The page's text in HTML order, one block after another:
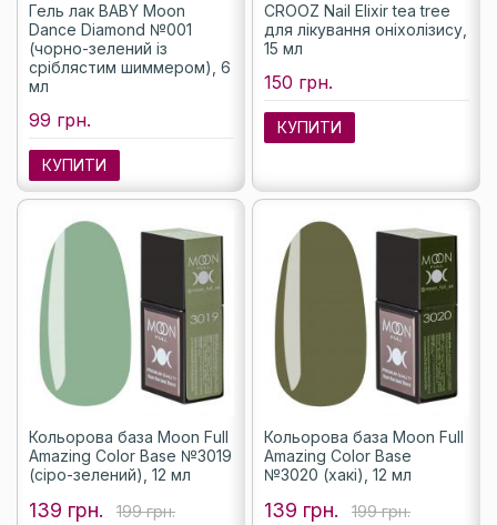
Гель лак BABY Moon
Dance Diamond №001
(чорно-зелений із
сріблястим шиммером), 6
мл
99 грн.
КУПИТИ
CROOZ Nail Elixir tea tree
для лікування оніхолізису,
15 мл
150 грн.
КУПИТИ
Кольорова база Moon Full
Amazing Color Base №3019
(сіро-зелений), 12 мл
139 грн. 199 грн.
Кольорова база Moon Full
Amazing Color Base
№3020 (хакі), 12 мл
139 грн. 199 грн.